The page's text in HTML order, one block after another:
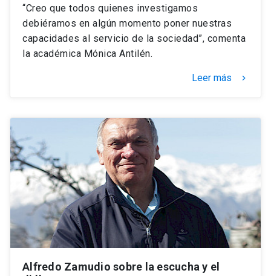
“Creo que todos quienes investigamos
debiéramos en algún momento poner nuestras
capacidades al servicio de la sociedad”, comenta
la académica Mónica Antilén.
Leer más keyboard_arrow_right
Alfredo Zamudio sobre la escucha y el